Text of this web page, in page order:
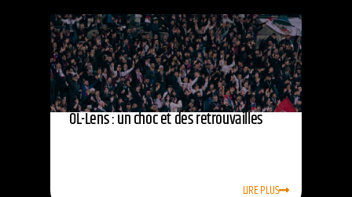
OL-Lens : un choc et des retrouvailles
LIRE PLUS